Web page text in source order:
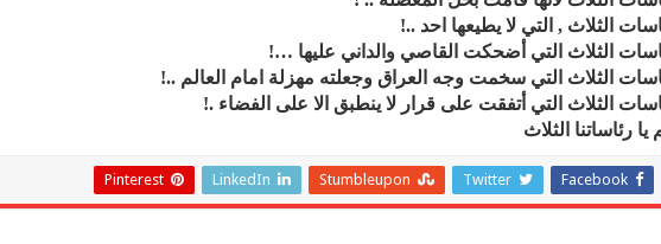
الثلاث , التي لا يطيعها احد ..!
الثلاث التي أضحكت القاصي والداني عليها …!
الثلاث التي سخمت وجه العراق وجعلته مهزلة امام العالم ..!
الثلاث التي أتفقت على قرار لا ينطبق الا على الفضاء .!
رئاساتنا الثلاث
Facebook
Twitter
Stumbleupon
LinkedIn
Pinterest